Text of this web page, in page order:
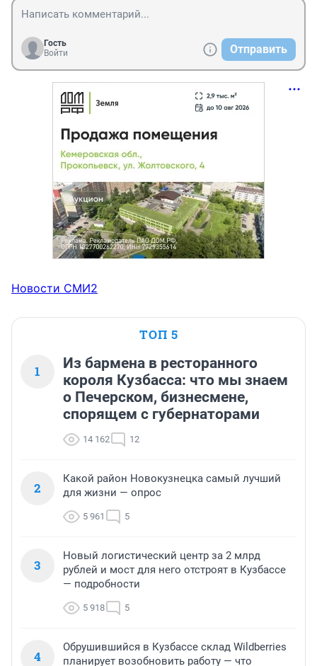
Гость
Войти
Отправить
Новости СМИ2
ТОП 5
1
Из бармена в ресторанного
короля Кузбасса: что мы знаем
о Печерском, бизнесмене,
спорящем с губернаторами
14 162 12
2
Какой район Новокузнецка самый лучший
для жизни — опрос
5 961 5
3
Новый логистический центр за 2 млрд
рублей и мост для него отстроят в Кузбассе
— подробности
5 918 5
4
Обрушившийся в Кузбассе склад Wildberries
планирует возобновить работу — что